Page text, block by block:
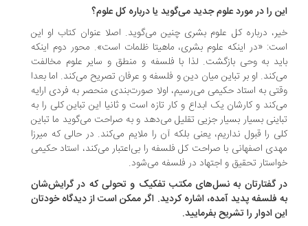
را در مورد علوم جدید می‌گوید یا درباره کل علوم؟
درباره کل علوم بشری چنین می‌گوید. اصلا عنوان کتاب او این
«در اینکه علوم بشری، ماهیتا ظلمات است». محور دوم اینکه
به وحی بازگشت. لذا با فلسفه و منطق و سایر علوم مخالفت
او بر تباین میان دین و فلسفه و عرفان تصریح می‌کند. اما بعدا
به استاد حکیمی می‌رسیم، اولا صورت‌بندی منحصر به فردی ارایه
و کارشان یک ابداع و کار تازه است و ثانیا این تباین کلی را به
بسیار بسیار جزیی تقلیل می‌دهد و به صراحت می‌گوید ما تباین
را قبول نداریم، یعنی بلکه آن را ملایم می‌کند. در حالی که میرزا
اصفهانی با صراحت کل فلسفه را بی‌اعتبار می‌کند، استاد حکیمی
تحقیق و اجتهاد در فلسفه می‌شود.
گفتارتان به نسل‌های مکتب تفکیک و تحولی که در گرایش‌شان
فلسفه پدید آمده،‌ اشاره کردید. اگر ممکن است از دیدگاه خودتان
ادوار را تشریح بفرمایید.